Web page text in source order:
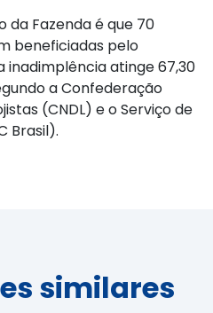
da Fazenda é que 70
beneficiadas pelo
atinge 67,30
a Confederação
(CNDL) e o Serviço de
Brasil).
similares